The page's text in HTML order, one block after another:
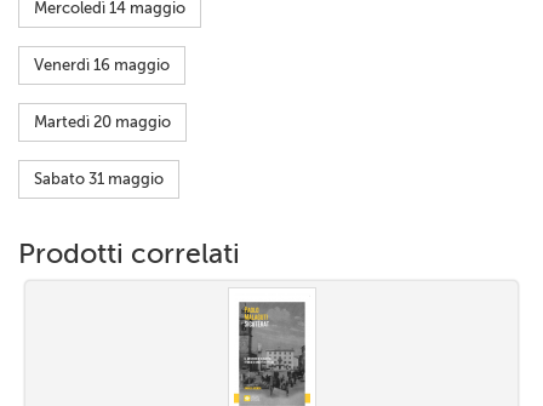
Mercoledì 14 maggio
Venerdì 16 maggio
Martedì 20 maggio
Sabato 31 maggio
Prodotti correlati